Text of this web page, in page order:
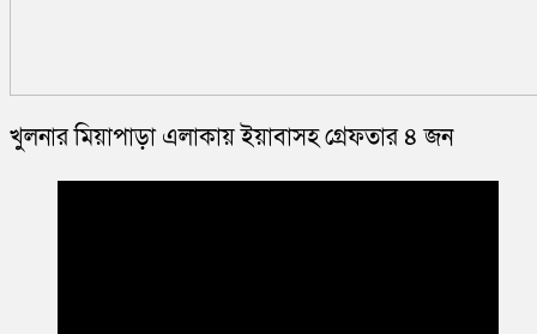
খুলনার মিয়াপাড়া এলাকায় ইয়াবাসহ গ্রেফতার ৪ জন